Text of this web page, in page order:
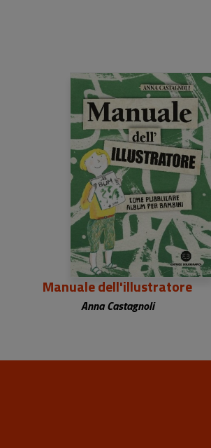
23,50 €
Manuale dell'illustratore
Anna Castagnoli